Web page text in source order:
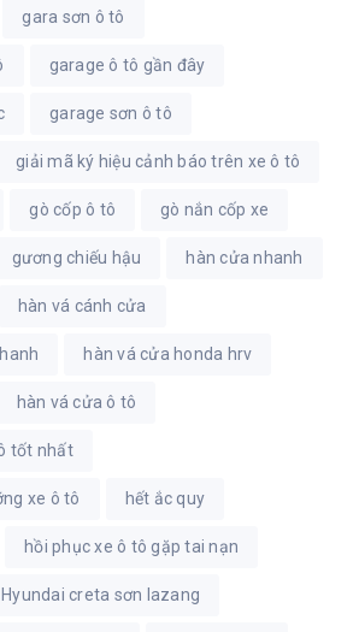
gara sơn ô tô
garage ô tô gần đây
garage sơn ô tô
giải mã ký hiệu cảnh báo trên xe ô tô
gò cốp ô tô gò nắn cốp xe
gương chiếu hậu hàn cửa nhanh
hàn vá cánh cửa
hàn vá cửa honda hrv
hàn vá cửa ô tô
tốt nhất
xe ô tô hết ắc quy
hồi phục xe ô tô gặp tai nạn
Hyundai creta sơn lazang